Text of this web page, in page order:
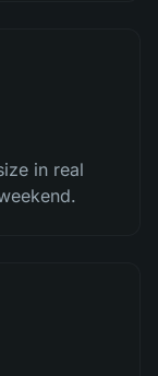
in real